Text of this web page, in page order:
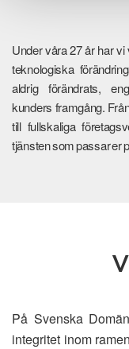
Under våra 27 år har
teknologiska
aldrig förändrats,
kunders framgång.
till fullskaliga
tjänsten som passar er
På Svenska
integritet inom